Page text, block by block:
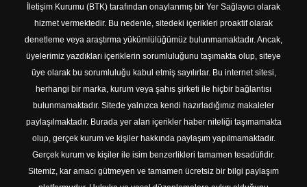
İletişim Kurumu (BTK) tarafından onaylanmış bir Yer Sağlayıcı olarak
hizmet vermektedir. Bu nedenle, sitedeki içerikleri proaktif olarak
denetleme veya araştırma yükümlülüğümüz bulunmamaktadır. Ancak,
üyelerimiz yazdıkları içeriklerin sorumluluğunu taşımakta olup, siteye
üye olarak bu sorumluluğu kabul etmiş sayılırlar. Bu internet sitesi,
herhangi bir marka, kurum veya şahıs şirketi ile hiçbir bağlantısı
bulunmamaktadır. Sitede yalnızca kendi hazırladığımız makaleler
paylaşılmaktadır. Burada yer alan içerikler haber niteliği taşımamakta
olup, gerçek kurum ve kişiler hakkında paylaşım yapılmamaktadır.
Gerçek kurum ve kişiler ile isim benzerlikleri tamamen tesadüfidir.
Sitemiz, kar amacı gütmeyen ve tamamen ücretsiz bir bilgi paylaşım